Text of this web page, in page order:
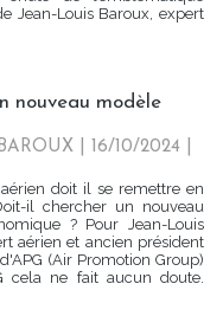
Jean-Louis Baroux, expert
nouveau modèle
| 16/10/2024
doit il se remettre en
il chercher un nouveau
? Pour Jean-Louis
aérien et ancien président
(Air Promotion Group)
cela ne fait aucun doute.